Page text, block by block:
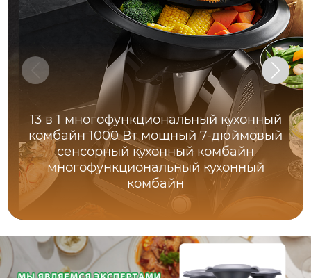
13 в 1 многофункциональный кухонный
комбайн 1000 Вт мощный 7-дюймовый
сенсорный кухонный комбайн
многофункциональный кухонный
комбайн